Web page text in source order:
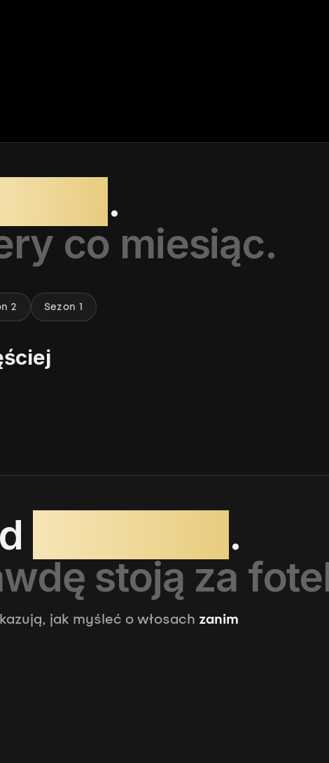
.
co miesiąc.
2 Sezon 1
Mod
.
stoją za
jak myśleć o włosach zanim